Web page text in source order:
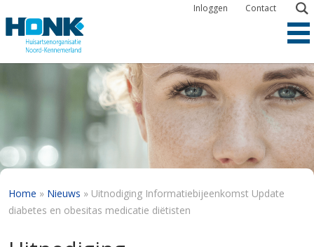
en
gaan
Inloggen Contact
Kruimelpad
Home Nieuws
Uitnodiging Informatiebijeenkomst Update
diabetes en obesitas medicatie diëtisten